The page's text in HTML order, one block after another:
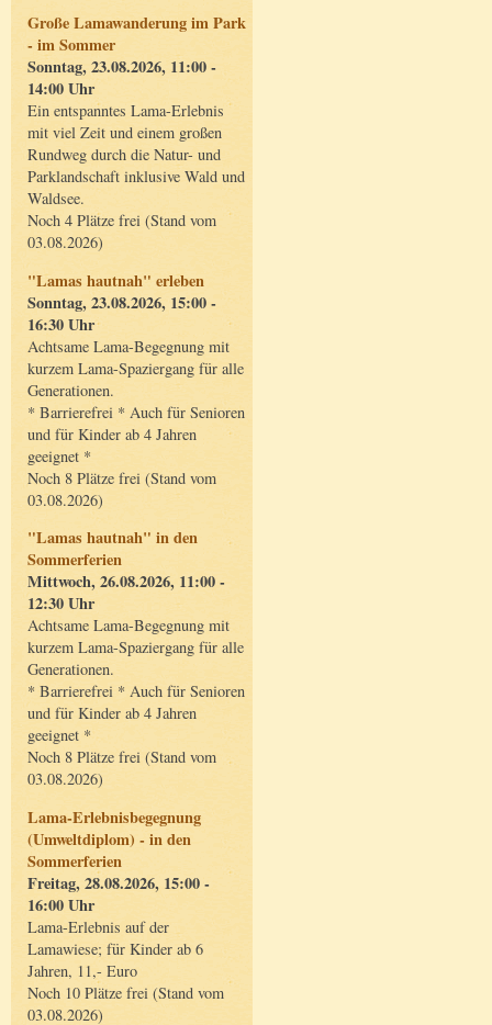
Große Lamawanderung im Park
- im Sommer
Sonntag, 23.08.2026, 11:00 -
14:00 Uhr
Ein entspanntes Lama-Erlebnis
mit viel Zeit und einem großen
Rundweg durch die Natur- und
Parklandschaft inklusive Wald und
Waldsee.
Noch 4 Plätze frei (Stand vom
03.08.2026)
"Lamas hautnah" erleben
Sonntag, 23.08.2026, 15:00 -
16:30 Uhr
Achtsame Lama-Begegnung mit
kurzem Lama-Spaziergang für alle
Generationen.
* Barrierefrei * Auch für Senioren
und für Kinder ab 4 Jahren
geeignet *
Noch 8 Plätze frei (Stand vom
03.08.2026)
"Lamas hautnah" in den
Sommerferien
Mittwoch, 26.08.2026, 11:00 -
12:30 Uhr
Achtsame Lama-Begegnung mit
kurzem Lama-Spaziergang für alle
Generationen.
* Barrierefrei * Auch für Senioren
und für Kinder ab 4 Jahren
geeignet *
Noch 8 Plätze frei (Stand vom
03.08.2026)
Lama-Erlebnisbegegnung
(Umweltdiplom) - in den
Sommerferien
Freitag, 28.08.2026, 15:00 -
16:00 Uhr
Lama-Erlebnis auf der
Lamawiese; für Kinder ab 6
Jahren, 11,- Euro
Noch 10 Plätze frei (Stand vom
03.08.2026)